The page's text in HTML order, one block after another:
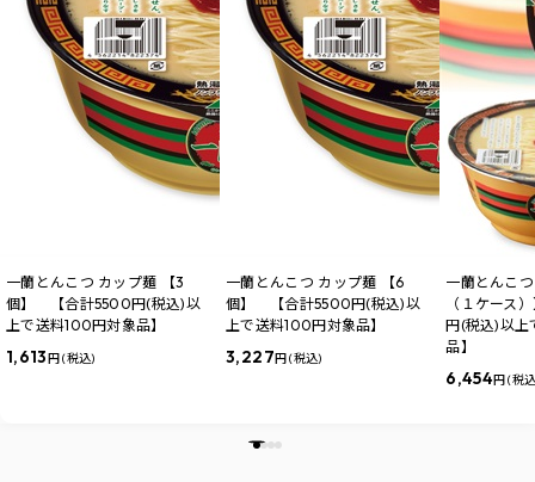
一蘭とんこつ カップ麺 【3
個】 【合計5500円(税込)以
上で送料100円対象品】
1,613 円 (税込)
一蘭とんこつ カップ麺 【6
個】 【合計5500円(税込)以
上で送料100円対象品】
3,227円 (税込)
一蘭とんこ
（１ケース
円(税込)以上
品】
6,454円 (税